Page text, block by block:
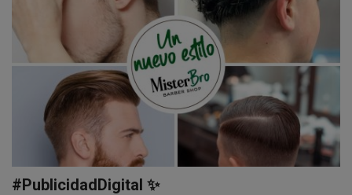
#PublicidadDigital ✨